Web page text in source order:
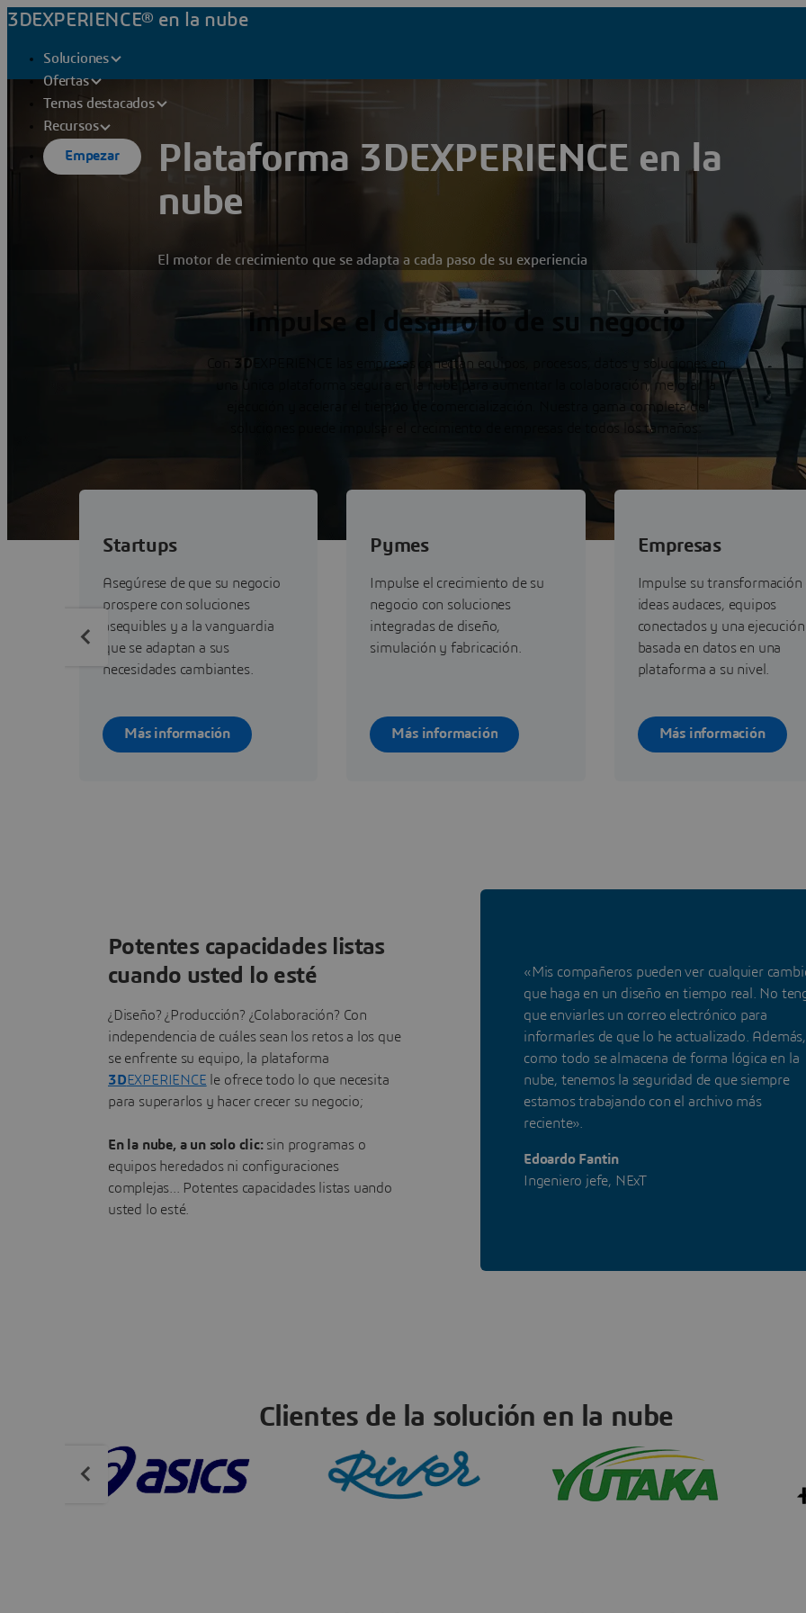
3DEXPERIENCE® en la nube
Soluciones
Ofertas
Temas destacados
Recursos
Empezar
Plataforma 3DEXPERIENCE en la
nube
El motor de crecimiento que se adapta a cada paso de su experiencia
Impulse el desarrollo de su negocio
Con 3D EXPERIENCE las empresas conectan equipos, procesos, datos y soluciones en
una única plataforma segura en la nube para aumentar la colaboración, mejorar la
ejecución y acelerar el tiempo de comercialización. Nuestra gama completa de
soluciones puede impulsar el crecimiento de empresas de todos los tamaños:
Startups
Asegúrese de que su negocio
prospere con soluciones
asequibles y a la vanguardia
que se adaptan a sus
necesidades cambiantes.
Más información
Pymes
Impulse el crecimiento de su
negocio con soluciones
integradas de diseño,
simulación y fabricación.
Más información
Empresas
Impulse su transformación
ideas audaces, equipos
conectados y una ejecución
basada en datos en una
plataforma a su nivel.
Más información
Potentes capacidades listas
cuando usted lo esté
¿Diseño? ¿Producción? ¿Colaboración? Con
independencia de cuáles sean los retos a los que
se enfrente su equipo, la plataforma
3DEXPERIENCE le ofrece todo lo que necesita
para superarlos y hacer crecer su negocio;
En la nube, a un solo clic:sin programas o
equipos heredados ni configuraciones
complejas... Potentes capacidades listas uando
usted lo esté.
«Mis compañeros pueden ver cualquier
que haga en un diseño en tiempo real. No
que enviarles un correo electrónico para
informarles de que lo he actualizado. Además,
como todo se almacena de forma lógica en la
nube, tenemos la seguridad de que siempre
estamos trabajando con el archivo más
reciente».
Edoardo Fantin
Ingeniero jefe, NExT
Clientes de la solución en la nube